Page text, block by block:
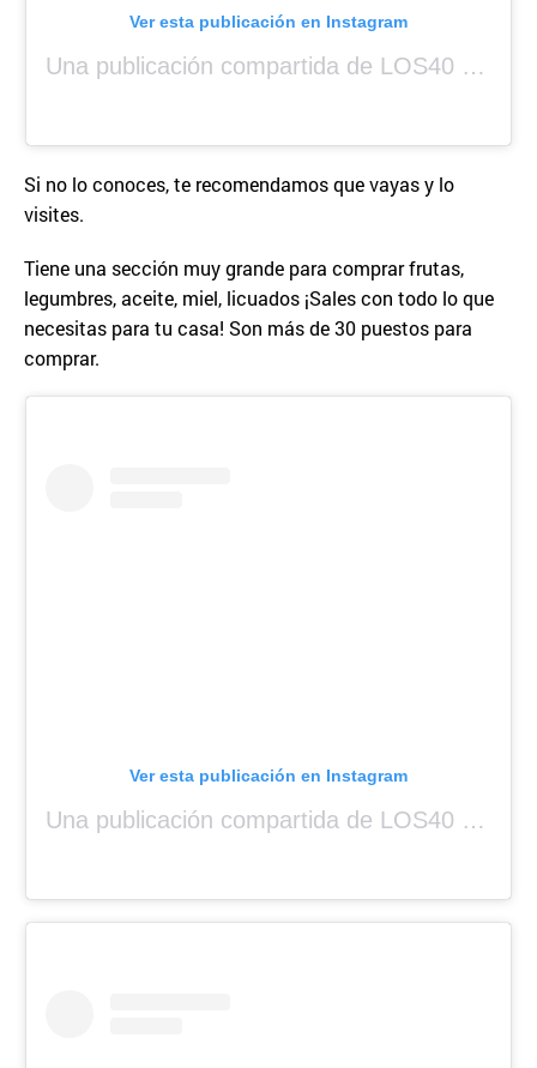
Ver esta publicación en Instagram
Una publicación compartida de LOS40 Panamá 🇵🇦 🎙️🎶 (@los40panama)
Si no lo conoces, te recomendamos que vayas y lo
visites.
Tiene una sección muy grande para comprar frutas,
legumbres, aceite, miel, licuados ¡Sales con todo lo que
necesitas para tu casa! Son más de 30 puestos para
comprar.
Ver esta publicación en Instagram
Una publicación compartida de LOS40 Panamá 🇵🇦 🎙️🎶 (@los40panama)